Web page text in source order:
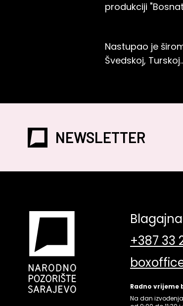
produkciji
Nastupao je
Švedskoj,
NEWSLETTER
+387 33
Radno vrijeme
Na dan